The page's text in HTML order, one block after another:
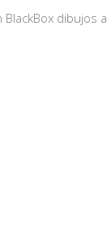
dibujos a